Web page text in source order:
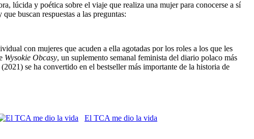
lúcida y poética sobre el viaje que realiza una mujer para conocerse a sí
buscan respuestas a las preguntas:
con mujeres que acuden a ella agotadas por los roles a los que les
Wysokie Obcasy, un suplemento semanal feminista del diario polaco más
(2021) se ha convertido en el bestseller más importante de la historia de
El TCA me dio la vida